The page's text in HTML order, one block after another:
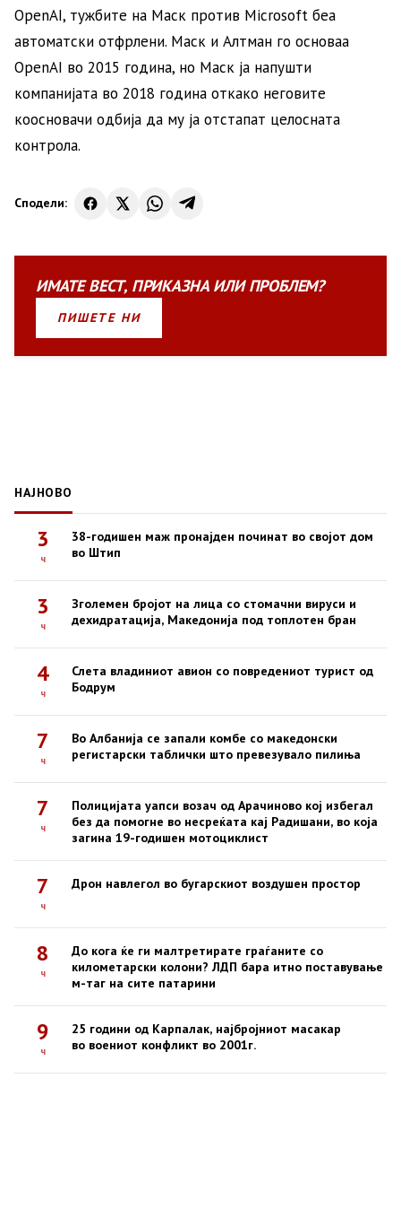
OpenAI, тужбите на Маск против Microsoft беа
автоматски отфрлени. Маск и Алтман го основаа
OpenAI во 2015 година, но Маск ја напушти
компанијата во 2018 година откако неговите
коосновачи одбија да му ја отстапат целосната
контрола.
Сподели:
ИМАТЕВЕСТ, ПРИКАЗНАИЛИПРОБЛЕМ?
ПИШЕТЕ НИ
НАЈНОВО
3
ч
38-годишен маж пронајден починат во својот дом
во Штип
3
ч
Зголемен бројот на лица со стомачни вируси и
дехидратација, Македонија под топлотен бран
4
ч
Слета владиниот авион со повредениот турист од
Бодрум
7
ч
Во Албанија се запали комбе со македонски
регистарски таблички што превезувало пилиња
7
ч
Полицијата уапси возач од Арачиново кој избегал
без да помогне во несреќата кај Радишани, во која
загина 19-годишен мотоциклист
7
ч
Дрон навлегол во бугарскиот воздушен простор
8
ч
До кога ќе ги малтретирате граѓаните со
километарски колони? ЛДП бара итно поставување
м-таг на сите патарини
9
ч
25 години од Карпалак, најбројниот масакар
во воениот конфликт во 2001г.